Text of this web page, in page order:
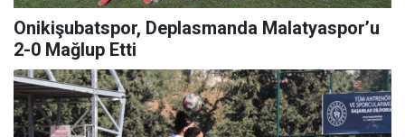
Onikişubatspor, Deplasmanda Malatyaspor’u
2-0 Mağlup Etti